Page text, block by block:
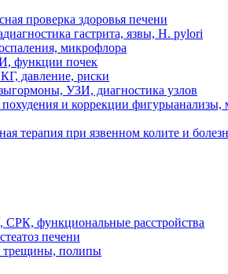
проверка здоровья печени
диагностика гастрита, язвы, H. pylori
микрофлора
функции почек
давление, риски
гормоны, УЗИ, диагностика узлов
и коррекции фигурыанализы,
терапия при язвенном колите и
СРК, функциональные расстройства
печени
трещины, полипы